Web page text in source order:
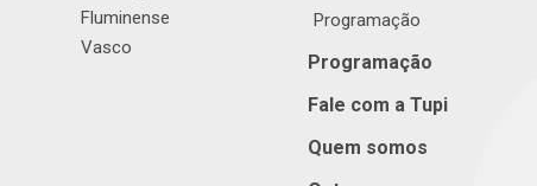
Fluminense
Vasco
Programação
Programação
Fale com a Tupi
Quem somos